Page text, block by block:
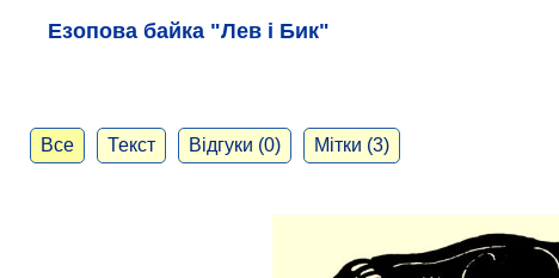
Езопова байка "Лев і Бик"
Все Текст Відгуки (0) Мітки (3)